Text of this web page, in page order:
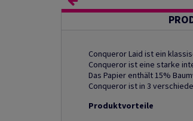
Conqueror Laid ist ein
Conqueror ist eine starke
Das Papier enthält 15%
Conqueror ist in 3
Produktvorteile